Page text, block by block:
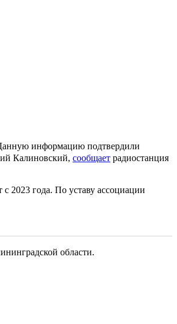
информацию подтвердили
Калиновский, сообщает радиостанция
с 2023 года. По уставу ассоциации
области.